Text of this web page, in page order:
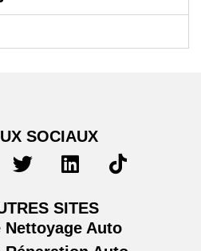
SOCIAUX
SITES
Nettoyage Auto